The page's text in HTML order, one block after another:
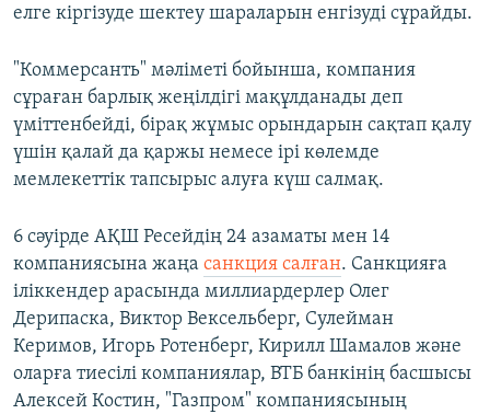
елге кіргізуде шектеу шараларын енгізуді сұрайды.
"Коммерсанть" мәліметі бойынша, компания
сұраған барлық жеңілдігі мақұлданады деп
үміттенбейді, бірақ жұмыс орындарын сақтап қалу
үшін қалай да қаржы немесе ірі көлемде
мемлекеттік тапсырыс алуға күш салмақ.
6 сәуірде АҚШ Ресейдің 24 азаматы мен 14
компаниясына жаңа санкция салған. Санкцияға
іліккендер арасында миллиардерлер Олег
Дерипаска, Виктор Вексельберг, Сулейман
Керимов, Игорь Ротенберг, Кирилл Шамалов және
оларға тиесілі компаниялар, ВТБ банкінің басшысы
Алексей Костин, "Газпром" компаниясының